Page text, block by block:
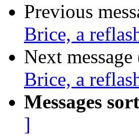
Previous
Brice, a
Next
Brice, a
Messages
]